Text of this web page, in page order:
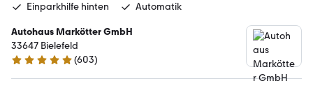
Einparkhilfe hinten
Automatik
Autohaus Markötter GmbH
33647 Bielefeld
4.9 Sterne
(603)